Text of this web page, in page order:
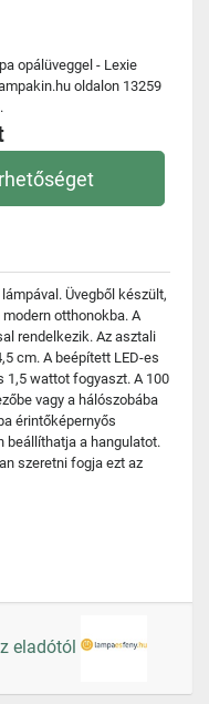
opálüveggel - Lexie
oldalon 13259
Üvegből készült,
otthonokba. A
rendelkezik. Az asztali
cm. A beépített LED-es
1,5 wattot fogyaszt. A 100
vagy a hálószobába
érintőképernyős
beállíthatja a hangulatot.
szeretni fogja ezt az
eladótól